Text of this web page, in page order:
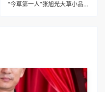
“今草第一人”张旭光大草小品见功底，用笔大胆，守正创新‌！